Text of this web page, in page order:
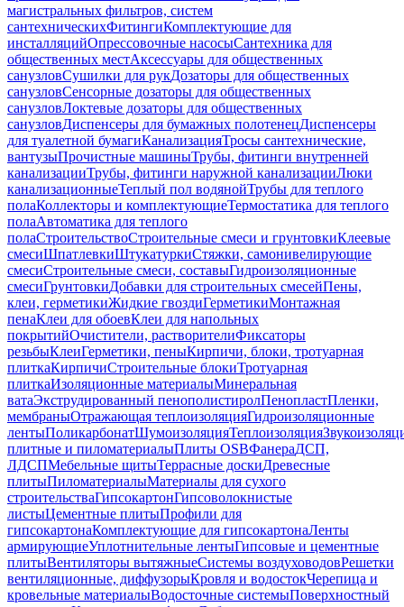
магистральных фильтров, систем
сантехническихФитингиКомплектующие для
инсталляцийОпрессовочные насосыСантехника для
общественных местАксессуары для общественных
санузловСушилки для рукДозаторы для общественных
санузловСенсорные дозаторы для общественных
санузловЛоктевые дозаторы для общественных
санузловДиспенсеры для бумажных полотенецДиспенсеры
для туалетной бумагиКанализацияТросы сантехнические,
вантузыПрочистные машиныТрубы, фитинги внутренней
канализацииТрубы, фитинги наружной канализацииЛюки
канализационныеТеплый пол водянойТрубы для теплого
полаКоллекторы и комплектующиеТермостатика для теплого
полаАвтоматика для теплого
полаСтроительствоСтроительные смеси и грунтовкиКлеевые
смесиШпатлевкиШтукатуркиСтяжки, самонивелирующие
смесиСтроительные смеси, составыГидроизоляционные
смесиГрунтовкиДобавки для строительных смесейПены,
клеи, герметикиЖидкие гвоздиГерметикиМонтажная
пенаКлеи для обоевКлеи для напольных
покрытийОчистители, растворителиФиксаторы
резьбыКлеиГерметики, пеныКирпичи, блоки, тротуарная
плиткаКирпичиСтроительные блокиТротуарная
плиткаИзоляционные материалыМинеральная
ватаЭкструдированный пенополистиролПенопластПленки,
мембраныОтражающая теплоизоляцияГидроизоляционные
лентыПоликарбонатШумоизоляцияТеплоизоляция
плитные и пиломатериалыПлиты OSBФанераДСП,
ЛДСПМебельные щитыТеррасные доскиДревесные
плитыПиломатериалыМатериалы для сухого
строительстваГипсокартонГипсоволокнистые
листыЦементные плитыПрофили для
гипсокартонаКомплектующие для гипсокартонаЛенты
армирующиеУплотнительные лентыГипсовые и цементные
плитыВентиляторы вытяжныеСистемы воздуховодовРешетки
вентиляционные, диффузорыКровля и водостокЧерепица и
кровельные материалыВодосточные системыПоверхностный